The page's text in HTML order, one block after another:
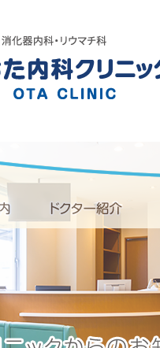
クリニックのご案内 ドク